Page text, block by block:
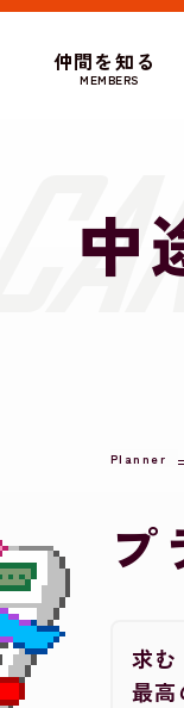
仲間を知る
MEMBERS
中
プ
求む
最高